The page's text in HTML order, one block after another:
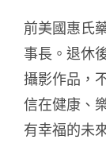
前美國惠氏
事長。退休
攝影作品，
信在健康、
有幸福的未